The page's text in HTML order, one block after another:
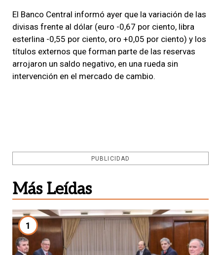
El Banco Central informó ayer que la variación de las
divisas frente al dólar (euro -0,67 por ciento, libra
esterlina -0,55 por ciento, oro +0,05 por ciento) y los
títulos externos que forman parte de las reservas
arrojaron un saldo negativo, en una rueda sin
intervención en el mercado de cambio.
PUBLICIDAD
Más Leídas
1